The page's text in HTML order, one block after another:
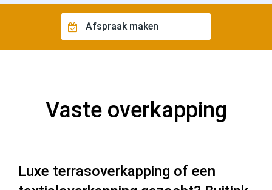
Afspraak maken
Vaste overkapping
Luxe terrasoverkapping of een